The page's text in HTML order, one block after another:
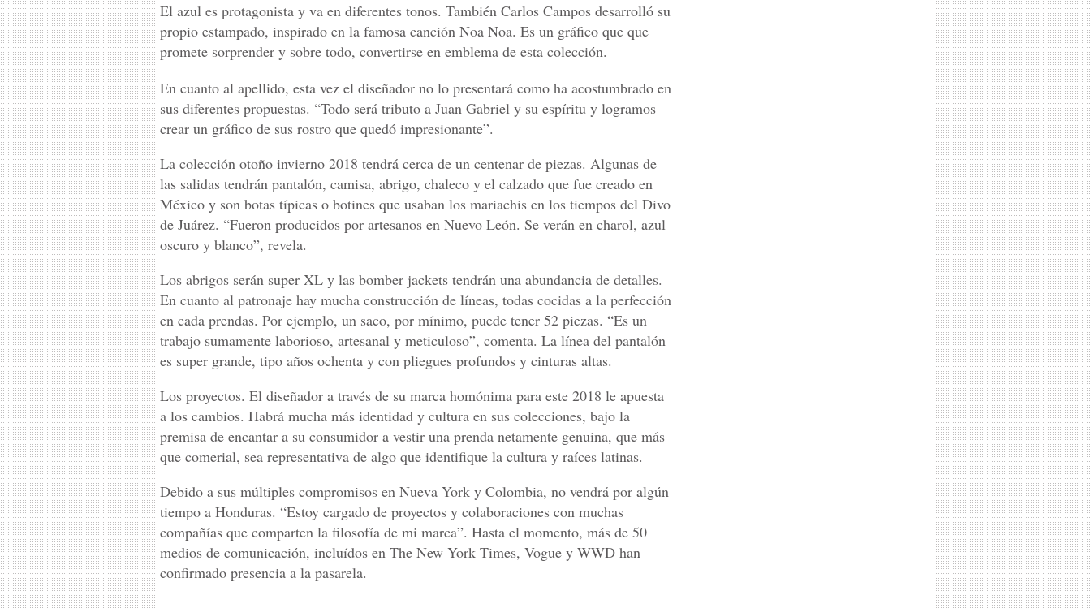
El azul es protagonista y va en diferentes tonos. También Carlos Campos desarrolló su
propio estampado, inspirado en la famosa canción Noa Noa. Es un gráfico que que
promete sorprender y sobre todo, convertirse en emblema de esta colección.
En cuanto al apellido, esta vez el diseñador no lo presentará como ha acostumbrado en
sus diferentes propuestas. “Todo será tributo a Juan Gabriel y su espíritu y logramos
crear un gráfico de sus rostro que quedó impresionante”.
La colección otoño invierno 2018 tendrá cerca de un centenar de piezas. Algunas de
las salidas tendrán pantalón, camisa, abrigo, chaleco y el calzado que fue creado en
México y son botas típicas o botines que usaban los mariachis en los tiempos del Divo
de Juárez. “Fueron producidos por artesanos en Nuevo León. Se verán en charol, azul
oscuro y blanco”, revela.
Los abrigos serán super XL y las bomber jackets tendrán una abundancia de detalles.
En cuanto al patronaje hay mucha construcción de líneas, todas cocidas a la perfección
en cada prendas. Por ejemplo, un saco, por mínimo, puede tener 52 piezas. “Es un
trabajo sumamente laborioso, artesanal y meticuloso”, comenta. La línea del pantalón
es super grande, tipo años ochenta y con pliegues profundos y cinturas altas.
Los proyectos. El diseñador a través de su marca homónima para este 2018 le apuesta
a los cambios. Habrá mucha más identidad y cultura en sus colecciones, bajo la
premisa de encantar a su consumidor a vestir una prenda netamente genuina, que más
que comerial, sea representativa de algo que identifique la cultura y raíces latinas.
Debido a sus múltiples compromisos en Nueva York y Colombia, no vendrá por algún
tiempo a Honduras. “Estoy cargado de proyectos y colaboraciones con muchas
compañías que comparten la filosofía de mi marca”. Hasta el momento, más de 50
medios de comunicación, incluídos en The New York Times, Vogue y WWD han
confirmado presencia a la pasarela.